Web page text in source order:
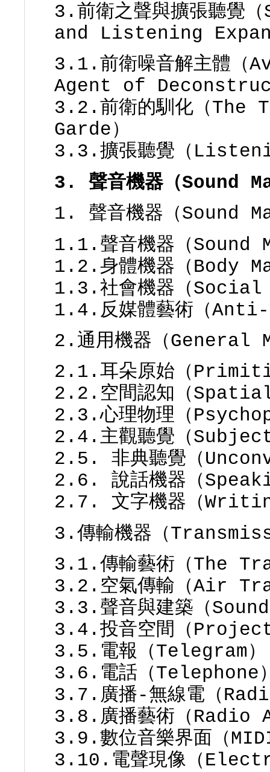
3.前衛之聲與擴張聽
and Listening
3.1.前衛噪音解主體
Agent of
3.2.前衛的馴化（
Garde）
3.3.擴張聽覺（
3. 聲音機器（Sound
1. 聲音機器（Sound
1.1.聲音機器（Sound
1.2.身體機器（Body
1.3.社會機器（Social
1.4.反媒體藝術（
2.通用機器（General
2.1.耳朵原始（
2.2.空間認知（
2.3.心理物理（
2.4.主觀聽覺（
2.5. 非典聽覺（
2.6. 說話機器（
2.7. 文字機器（
3.傳輸機器（
3.1.傳輸藝術（The
3.2.空氣傳輸（Air
3.3.聲音與建築（
3.4.投音空間（
3.5.電報（Telegram）
3.6.電話（Telephone
3.7.廣播-無線電（
3.8.廣播藝術（Radio
3.9.數位音樂界面（
3.10.‬‬電聲現像（